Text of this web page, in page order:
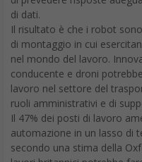
di dati.
Il risultato è che i robot
di montaggio in cui
nel mondo del lavoro.
conducente e droni
lavoro nel settore del
ruoli amministrativi e di
Il 47% dei posti di lavoro
automazione in un lasso di
secondo una stima della